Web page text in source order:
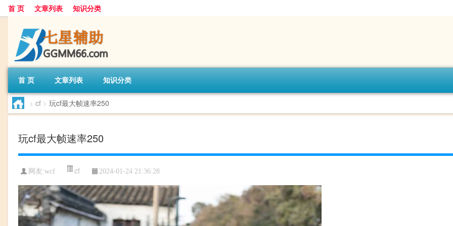
首 页 文章列表 知识分类
首 页 文章列表 知识分类
> cf > 玩cf最大帧速率250
玩cf最大帧速率250
网友:wcf cf 2024-01-24 21:36:28